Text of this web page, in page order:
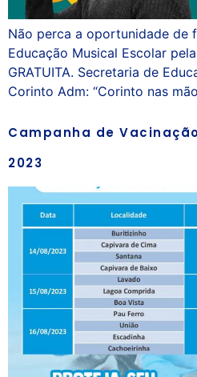
Não perca a oportunidade de
Educação Musical Escolar
GRATUITA. Secretaria de
Corinto Adm: “Corinto nas
Campanha de
2023